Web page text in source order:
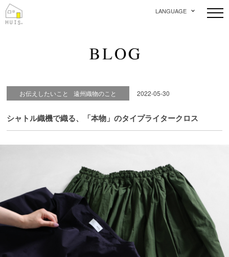
LANGUAGE
お伝えしたいこと 遠州織物のこと 2022-05-30
シャトル織機で織る、「本物」のタイプライタークロス